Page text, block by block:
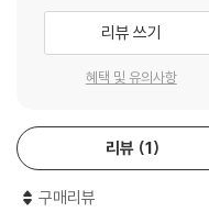
2 윤활관절 구조 117
Ⅱ. 머리뼈·척주의 관절 117
2 환추후두관절(고리뒤통수
3 고리중쇠관절(atlantoaxial
Ⅲ. 가슴우리의 관절 118
서 비교적 많이 읽히는 해부
를 만들었고, 여기서 다루지
습문제에서도 아쉬운 부분은
따라서 단순 문제 풀이 형식
3단계를 익히는 동안 사람 몸
수 있게끔 구성하려고 노력하
리뷰 쓰기
혜택 및 유의사항
리뷰 1
구매리뷰